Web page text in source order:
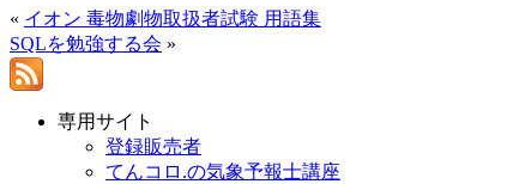
« イオン 毒物劇物取扱者試験 用語集
SQLを勉強する会 »
専用サイト
登録販売者
てんコロ.の気象予報士講座